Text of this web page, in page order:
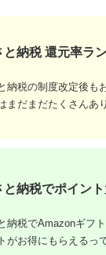
と納税
らえるお
と納税 還元率ラ
納税の制度改定後も
まだまだたくさんあ
と納税でポイント
納税でAmazonギフ
がお得にもらえるっ